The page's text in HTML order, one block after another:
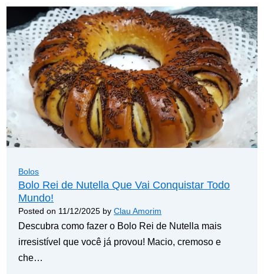
Bolos
Bolo Rei de Nutella Que Vai Conquistar Todo
Mundo!
Posted on 11/12/2025 byClau Amorim
Descubra como fazer o Bolo Rei de Nutella mais
irresistível que você já provou! Macio, cremoso e
che…